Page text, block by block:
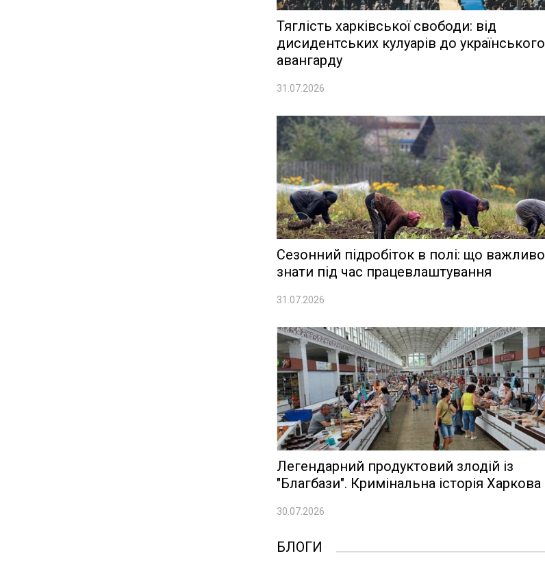
Тяглість харківської свободи: від
дисидентських кулуарів до українського
авангарду
31.07.2026
Сезонний підробіток в полі: що важливо
знати під час працевлаштування
31.07.2026
Легендарний продуктовий злодій із
"Благбази". Кримінальна історія Харкова
30.07.2026
БЛОГИ